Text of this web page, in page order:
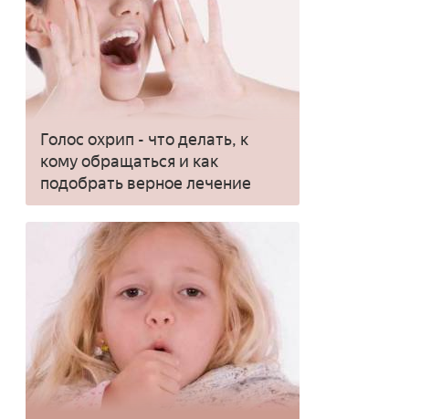
Голос охрип - что делать, к
кому обращаться и как
подобрать верное лечение